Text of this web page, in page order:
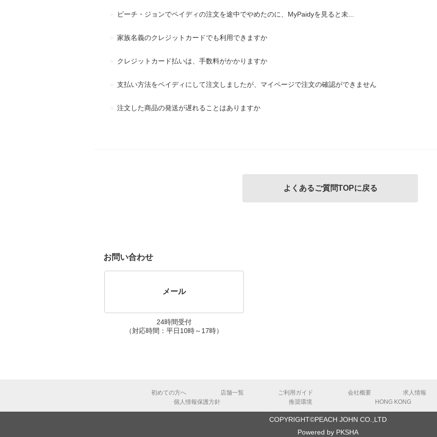
ピーチ・ジョンでペイディの注文を途中でやめたのに、MyPaidyを見ると未...
家族名義のクレジットカードでも利用できますか
クレジットカード払いは、手数料がかかりますか
支払い方法をペイディにして注文しましたが、マイページで注文の確認ができません
注文した商品の発送が遅れることはありますか
よくあるご質問TOPに戻る
お問い合わせ
メール
24時間受付
（対応時間：平日10時～17時）
初めての方へ 店舗一覧 ご利用ガイド 会社概要 求人情報
個人情報保護方針
推奨環境 HONG KONG
COPYRIGHT©PEACH JOHN CO.,LTD
Powered by PKSHA